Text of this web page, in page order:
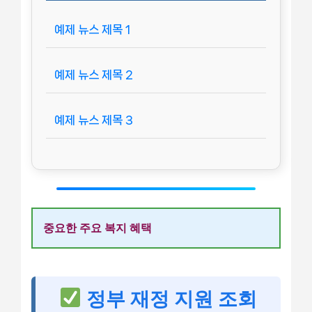
예제 뉴스 제목 1
예제 뉴스 제목 2
예제 뉴스 제목 3
중요한 주요 복지 혜택
정부 재정 지원 조회